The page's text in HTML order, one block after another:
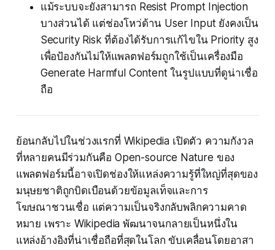
แม้ระบบจะยังสามารถ Resist Prompt Injection
บางส่วนได้ แต่ช่องโหว่ด้าน User Input ยังคงเป็น
Security Risk ที่ต้องได้รับการแก้ไขใน Priority สูง
เพื่อป้องกันไม่ให้แพลตฟอร์มถูกใช้เป็นเครื่องมือ
Generate Harmful Content ในรูปแบบที่ดูน่าเชื่อ
ถือ
ย้อนกลับไปในช่วงแรกที่ Wikipedia เปิดตัว ความกังวล
ที่หลายคนมีร่วมกันคือ Open-source Nature ของ
แพลตฟอร์มนี้อาจเปิดช่องให้แหล่งความรู้ที่ใหญ่ที่สุดของ
มนุษยชาติถูกบิดเบือนด้วยข้อมูลเท็จและการ
โฆษณาชวนเชื่อ แต่ความเป็นจริงกลับพลิกความคาด
หมาย เพราะ Wikipedia พัฒนาจนกลายเป็นหนึ่งใน
แหล่งอ้างอิงที่น่าเชื่อถือที่สุดในโลก ขับเคลื่อนโดยอาสา